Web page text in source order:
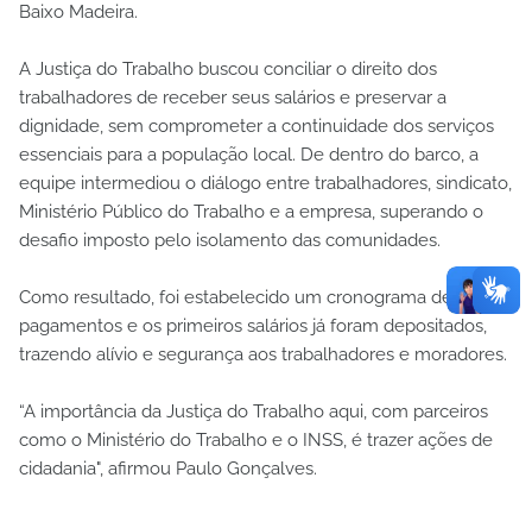
Baixo Madeira.
A Justiça do Trabalho buscou conciliar o direito dos
trabalhadores de receber seus salários e preservar a
dignidade, sem comprometer a continuidade dos serviços
essenciais para a população local. De dentro do barco, a
equipe intermediou o diálogo entre trabalhadores, sindicato,
Ministério Público do Trabalho e a empresa, superando o
desafio imposto pelo isolamento das comunidades.
Como resultado, foi estabelecido um cronograma de
pagamentos e os primeiros salários já foram depositados,
trazendo alívio e segurança aos trabalhadores e moradores.
“A importância da Justiça do Trabalho aqui, com parceiros
como o Ministério do Trabalho e o INSS, é trazer ações de
cidadania", afirmou Paulo Gonçalves.